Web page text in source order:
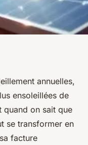
avec des
Alès
annuelles,
ensoleillées de
quand on sait que
se transformer en
facture